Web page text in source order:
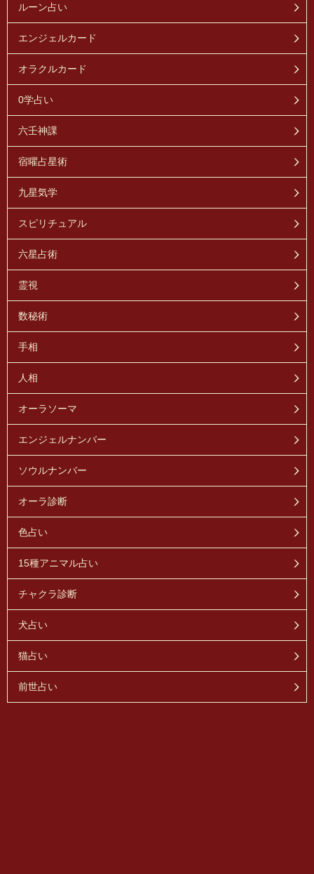
ルーン占い
エンジェルカード
オラクルカード
0学占い
六壬神課
宿曜占星術
九星気学
スピリチュアル
六星占術
霊視
数秘術
手相
人相
オーラソーマ
エンジェルナンバー
ソウルナンバー
オーラ診断
色占い
15種アニマル占い
チャクラ診断
犬占い
猫占い
前世占い